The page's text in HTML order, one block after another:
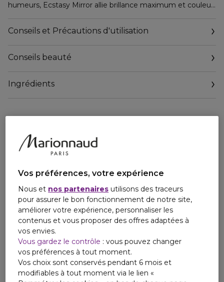
humeurs, Ecstasy Mirror allie brillance maximum et couleur
Ecstasy Mirror élève la brillance vers de nouveaux sommets
de glamour.
Conseils et Précautions d'utilisation
Conseils beauté
UN MAQUILLAGE QUI RÉVÈLE
LA BEAUTÉ NATURELLE
DES FEMMES
Le maquillage Armani révèle la beauté
naturelle des femmes sans faux pas
des gestuels simples, des produits intuitifs
et des textures imperceptibles.
Ingrédients
Vos préférences, votre expérience
Nous et nos partenaires utilisons des traceurs
pour assurer le bon fonctionnement de notre site,
améliorer votre expérience, personnaliser les
contenus et vous proposer des offres adaptées à
vos envies.
Vous gardez le contrôle : vous pouvez changer
vos préférences à tout moment.
Vos choix sont conservés pendant 6 mois et
modifiables à tout moment via le lien «